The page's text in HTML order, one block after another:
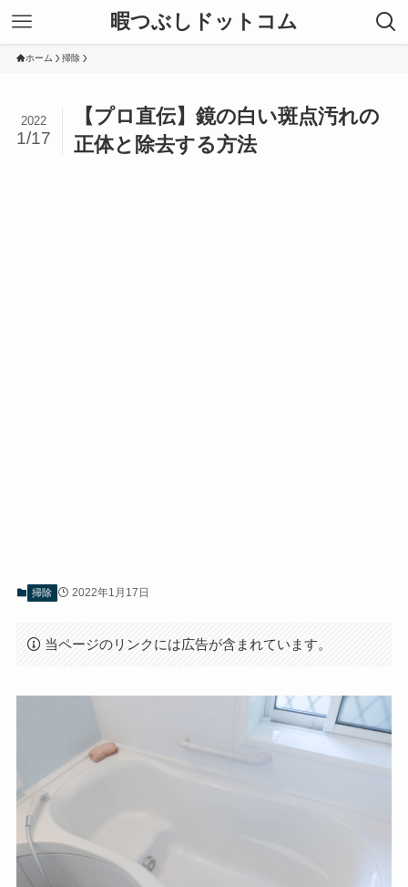
暇つぶしドットコム
ホーム 掃除
【プロ直伝】鏡の白い斑点汚れの
正体と除去する方法
2022
1/17
掃除 2022年1月17日
当ページのリンクには広告が含まれています。